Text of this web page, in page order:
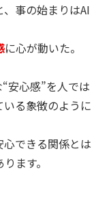
事の始まりはAI
に心が動いた。
安心感”を人では
る象徴のように
できる関係とは
ます。